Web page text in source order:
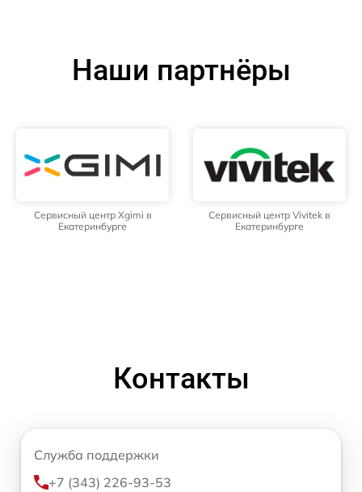
Наши партнёры
Сервисный центр Xgimi в
Екатеринбурге
Сервисный центр Vivitek в
Екатеринбурге
Контакты
Служба поддержки
+7 (343) 226-93-53